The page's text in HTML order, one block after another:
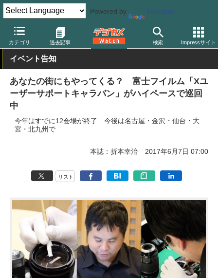
Powered by Translate
カテゴリ 過去記事 検索 Impressサイト
デジカメ Watch 業界動向 企業
イベント告知
あなたの街にもやってくる？ 富士フイルム「Xユ
ーザーサポートキャラバン」がハイペースで巡回
中
今年はすでに12会場が終了 今後は名古屋・金沢・仙台・大
宮・北九州で
本誌：折本幸治 2017年6月7日 07:00
リスト